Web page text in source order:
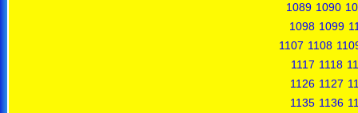
1089 1090
1098 1099
1107 1108
1117 1118
1126 1127
1135 1136